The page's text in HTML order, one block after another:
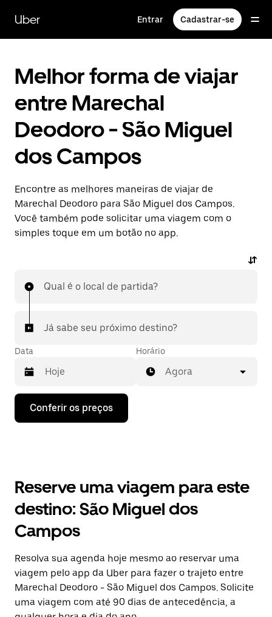
para
conteúdo
Uber Entrar Cadastrar-se
Melhor forma de viajar
entre Marechal
Deodoro - São Miguel
dos Campos
Encontre as melhores maneiras de viajar de
Marechal Deodoro para São Miguel dos Campos.
Você também pode solicitar uma viagem com o
simples toque em um botão no app.
Qual é o local de partida?
Já sabe seu próximo destino?
Data
Pressione
seta
o
e
uma
Pressione
a
tecla
“ESC”
para
fechar
Horário
Agora
Conferir os preços
Reserve uma viagem para este
destino: São Miguel dos
Campos
Resolva sua agenda hoje mesmo ao reservar uma
viagem pelo app da Uber para fazer o trajeto entre
Marechal Deodoro - São Miguel dos Campos. Solicite
uma viagem com até 90 dias de antecedência, a